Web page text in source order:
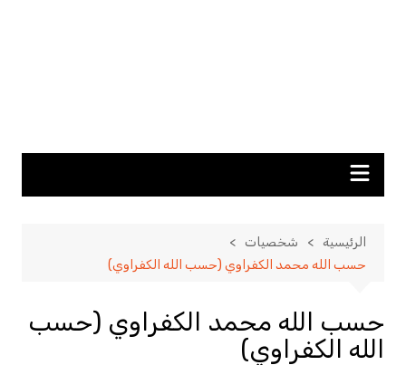
الرئيسية
شخصيات
حسب الله محمد الكفراوي (حسب الله الكفراوي)
حسب الله محمد الكفراوي (حسب
الله الكفراوي)